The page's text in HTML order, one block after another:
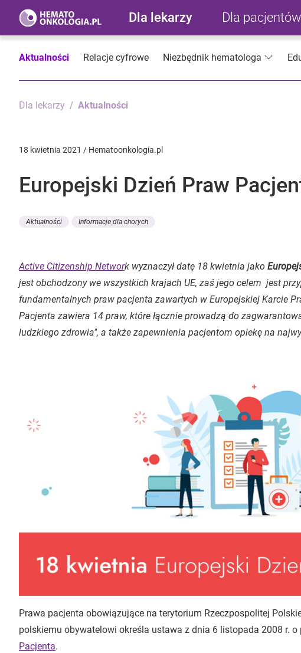
Dla lekarzy Dla pacjentów
Aktualności Relacje cyfrowe Niezbędnik hematologa
Dla lekarzy Aktualności
18 kwietnia 2021 / Hematoonkologia.pl
Europejski Dzień Praw
Aktualności Informacje dla chorych
Active Citizenship Network wyznaczył datę 18 kwietnia jako
jest obchodzony we wszystkich krajach UE, zaś jego celem jest
fundamentalnych praw pacjenta zawartych w Europejskiej Karcie
Pacjenta zawiera 14 praw, które łącznie prowadzą do
ludzkiego zdrowia", a także zapewnienia pacjentom opiekę na
Prawa pacjenta obowiązujące na terytorium Rzeczpospolitej
polskiemu obywatelowi określa ustawa z dnia 6 listopada 2008 r. o
Pacjenta.